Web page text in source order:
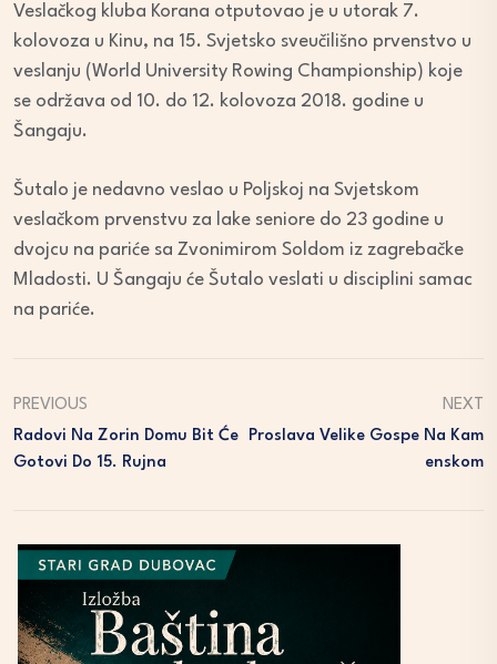
Veslačkog kluba Korana otputovao je u utorak 7.
kolovoza u Kinu, na 15. Svjetsko sveučilišno prvenstvo u
veslanju (World University Rowing Championship) koje
se održava od 10. do 12. kolovoza 2018. godine u
Šangaju.
Šutalo je nedavno veslao u Poljskoj na Svjetskom
veslačkom prvenstvu za lake seniore do 23 godine u
dvojcu na pariće sa Zvonimirom Soldom iz zagrebačke
Mladosti. U Šangaju će Šutalo veslati u disciplini samac
na pariće.
PREVIOUS
Radovi Na Zorin Domu Bit Će
Gotovi Do 15. Rujna
NEXT
Proslava Velike Gospe Na Kam
Enskom